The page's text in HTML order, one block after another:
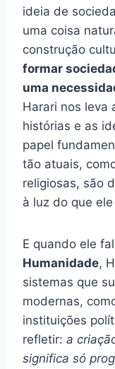
ideia de
uma coisa
construção
formar
uma
Harari nos leva
histórias e as
papel
tão atuais,
religiosas, são
à luz do que
E quando ele
Humanidade,
sistemas que
modernas,
instituições
refletir: a
significa só